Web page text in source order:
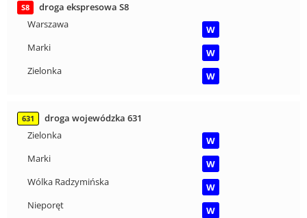
S8
droga ekspresowa S8
Warszawa
W
Marki
W
Zielonka
W
631
droga wojewódzka 631
Zielonka
W
Marki
W
Wólka Radzymińska
W
Nieporęt
W